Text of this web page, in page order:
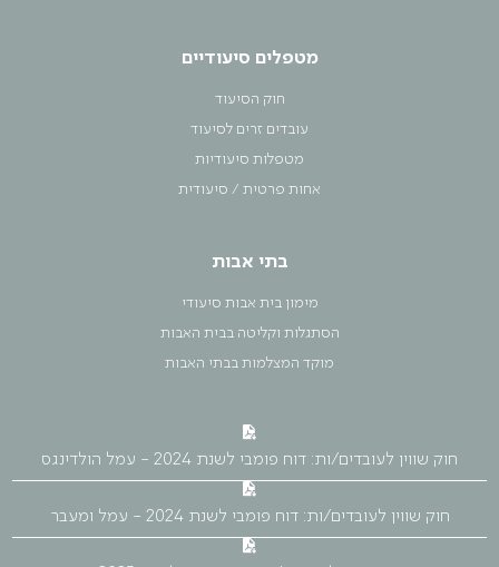
מטפלים סיעודיים
חוק הסיעוד
עובדים זרים לסיעוד
מטפלות סיעודיות
אחות פרטית / סיעודית
בתי אבות
מימון בית אבות סיעודי
הסתגלות וקליטה בבית האבות
מוקד המצלמות בבתי האבות
חוק שווין לעובדים/ות: דוח פומבי לשנת 2024 - עמל הולדינגס
חוק שווין לעובדים/ות: דוח פומבי לשנת 2024 - עמל ומעבר